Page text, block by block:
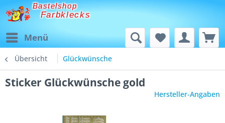
Bastelshop
Farbklecks
Menü
Übersicht Glückwünsche
Sticker Glückwünsche gold
Hersteller-Angaben